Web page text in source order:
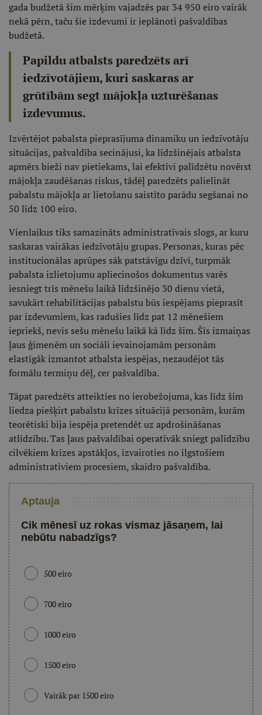
gada budžetā šim mērķim vajadzēs par 34 950 eiro vairāk
nekā pērn, taču šie izdevumi ir ieplānoti pašvaldības
budžetā.
Papildu atbalsts paredzēts arī
iedzīvotājiem, kuri saskaras ar
grūtībām segt mājokļa uzturēšanas
izdevumus.
Izvērtējot pabalsta pieprasījuma dinamiku un iedzīvotāju
situācijas, pašvaldība secinājusi, ka līdzšinējais atbalsta
apmērs bieži nav pietiekams, lai efektīvi palīdzētu novērst
mājokļa zaudēšanas riskus, tādēļ paredzēts palielināt
pabalstu mājokļa ar lietošanu saistīto parādu segšanai no
50 līdz 100 eiro.
Vienlaikus tiks samazināts administratīvais slogs, ar kuru
saskaras vairākas iedzīvotāju grupas. Personas, kuras pēc
institucionālas aprūpes sāk patstāvīgu dzīvi, turpmāk
pabalsta izlietojumu apliecinošos dokumentus varēs
iesniegt trīs mēnešu laikā līdzšinējo 30 dienu vietā,
savukārt rehabilitācijas pabalstu būs iespējams pieprasīt
par izdevumiem, kas radušies līdz pat 12 mēnešiem
iepriekš, nevis sešu mēnešu laikā kā līdz šim. Šīs izmaiņas
ļaus ģimenēm un sociāli ievainojamām personām
elastīgāk izmantot atbalsta iespējas, nezaudējot tās
formālu termiņu dēļ, cer pašvaldība.
Tāpat paredzēts atteikties no ierobežojuma, kas līdz šim
liedza piešķirt pabalstu krīzes situācijā personām, kurām
teorētiski bija iespēja pretendēt uz apdrošināšanas
atlīdzību. Tas ļaus pašvaldībai operatīvāk sniegt palīdzību
cilvēkiem krīzes apstākļos, izvairoties no ilgstošiem
administratīviem procesiem, skaidro pašvaldība.
Aptauja
Cik mēnesī uz rokas vismaz jāsaņem, lai
nebūtu nabadzīgs?
500 eiro
700 eiro
1000 eiro
1500 eiro
Vairāk par 1500 eiro